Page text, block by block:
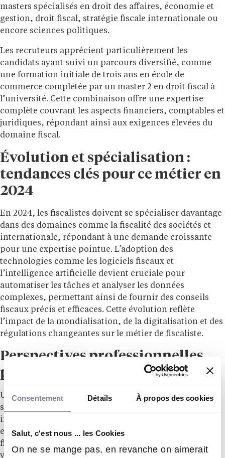
Consentement Détails À propos des cookies
Salut, c'est nous ... les Cookies
On ne se mange pas, en revanche on aimerait
masters spécialisés en droit des affaires, économie et
gestion, droit fiscal, stratégie fiscale internationale ou
encore sciences politiques.
Les recruteurs apprécient particulièrement les
candidats ayant suivi un parcours diversifié, comme
une formation initiale de trois ans en école de
commerce complétée par un master 2 en droit fiscal à
l’université. Cette combinaison offre une expertise
complète couvrant les aspects financiers, comptables et
juridiques, répondant ainsi aux exigences élevées du
domaine fiscal.
Évolution et spécialisation :
tendances clés pour ce métier en
2024
En 2024, les fiscalistes doivent se spécialiser davantage
dans des domaines comme la fiscalité des sociétés et
internationale, répondant à une demande croissante
pour une expertise pointue. L’adoption des
technologies comme les logiciels fiscaux et
l’intelligence artificielle devient cruciale pour
automatiser les tâches et analyser les données
complexes, permettant ainsi de fournir des conseils
fiscaux précis et efficaces. Cette évolution reflète
l’impact de la mondialisation, de la digitalisation et des
régulations changeantes sur le métier de fiscaliste.
Perspectives professionnelles
pour un fiscaliste
Un fiscaliste peut évoluer dans sa carrière en se
spécialisant dans des domaines comme la fiscalité
internationale ou la TVA, notamment dans de grandes
entreprises. Il peut accéder à des postes de directeur
fiscal, de consultant en cabinet d’expertise-comptable,
voire de directeur juridique et fiscal avec l’expérience.